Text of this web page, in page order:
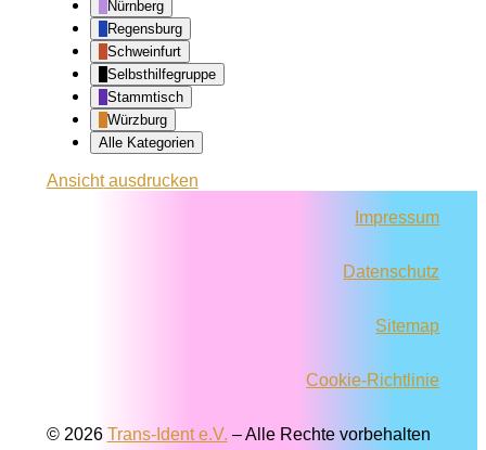
Nürnberg
Regensburg
Schweinfurt
Selbsthilfegruppe
Stammtisch
Würzburg
Alle Kategorien
Ansichtausdrucken
Impressum
Datenschutz
Sitemap
Cookie-Richtlinie
© 2026 Trans-Ident e.V. – Alle Rechte vorbehalten